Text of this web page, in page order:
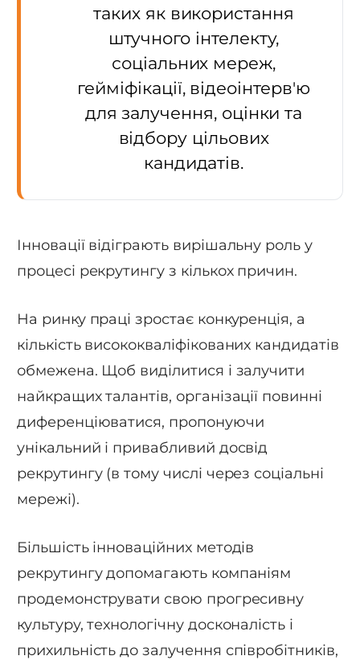
таких як використання
штучного інтелекту,
соціальних мереж,
гейміфікації, відеоінтерв'ю
для залучення, оцінки та
відбору цільових
кандидатів.
Інновації відіграють вирішальну роль у
процесі рекрутингу з кількох причин.
На ринку праці зростає конкуренція, а
кількість висококваліфікованих кандидатів
обмежена. Щоб виділитися і залучити
найкращих талантів, організації повинні
диференціюватися, пропонуючи
унікальний і привабливий досвід
рекрутингу (в тому числі через соціальні
мережі).
Більшість інноваційних методів
рекрутингу допомагають компаніям
продемонструвати свою прогресивну
культуру, технологічну досконалість і
прихильність до залучення співробітників,